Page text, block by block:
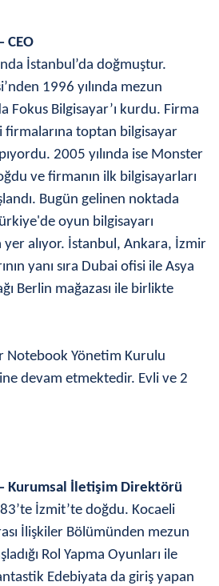
CEO
İstanbul’da doğmuştur.
1996 yılında mezun
Fokus Bilgisayar’ı kurdu. Firma
firmalarına toptan bilgisayar
2005 yılında ise Monster
ve firmanın ilk bilgisayarları
Bugün gelinen noktada
oyun bilgisayarı
yer alıyor. İstanbul, Ankara, İzmir
yanı sıra Dubai ofisi ile Asya
Berlin mağazası ile birlikte
Notebook Yönetim Kurulu
devam etmektedir. Evli ve 2
Kurumsal İletişim Direktörü
İzmit’te doğdu. Kocaeli
İlişkiler Bölümünden mezun
Rol Yapma Oyunları ile
Edebiyata da giriş yapan